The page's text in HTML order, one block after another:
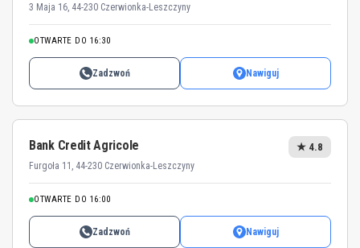
3 Maja 16, 44-230 Czerwionka-Leszczyny
OTWARTE DO 16:30
Zadzwoń Nawiguj
Bank Credit Agricole
Furgoła 11, 44-230 Czerwionka-Leszczyny
★ 4.8
OTWARTE DO 16:00
Zadzwoń Nawiguj